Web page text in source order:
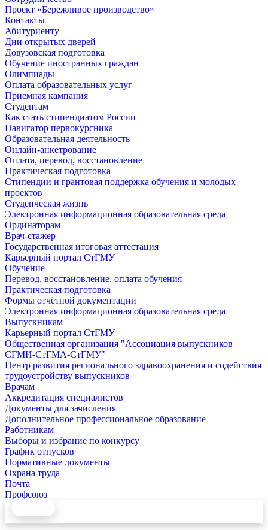
Проект «Бережливое производство»
Контакты
Абитуриенту
Дни открытых дверей
Довузовская подготовка
Обучение иностранных граждан
Олимпиады
Оплата образовательных услуг
Приемная кампания
Студентам
Как стать стипендиатом России
Навигатор первокурсника
Образовательная деятельность
Онлайн-анкетрование
Оплата, перевод, восстановление
Практическая подготовка
Стипендии и грантовая поддержка обучения и молодых
проектов
Студенческая жизнь
Электронная информационная образовательная среда
Ординаторам
Врач-стажер
Государственная итоговая аттестация
Карьерный портал СтГМУ
Обучение
Перевод, восстановление, оплата обучения
Практическая подготовка
Формы отчётной документации
Электронная информационная образовательная среда
Выпускникам
Карьерный портал СтГМУ
Общественная организация "Ассоциация выпускников
СГМИ-СтГМА-СтГМУ"
Центр развития регионального здравоохранения и содействия
трудоустройству выпускников
Врачам
Аккредитация специалистов
Документы для зачисления
Дополнительное профессиональное образование
Работникам
Выборы и избрание по конкурсу
График отпусков
Нормативные документы
Охрана труда
Почта
Профсоюз